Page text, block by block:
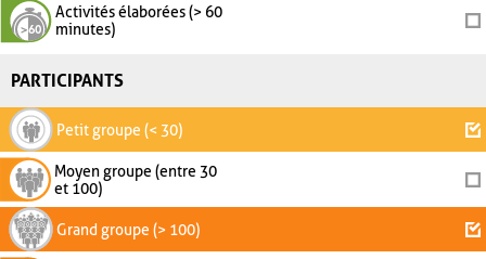
Activités élaborées (> 60
minutes)
PARTICIPANTS
Petit groupe (< 30)
Moyen groupe (entre 30
et 100)
Grand groupe (> 100)